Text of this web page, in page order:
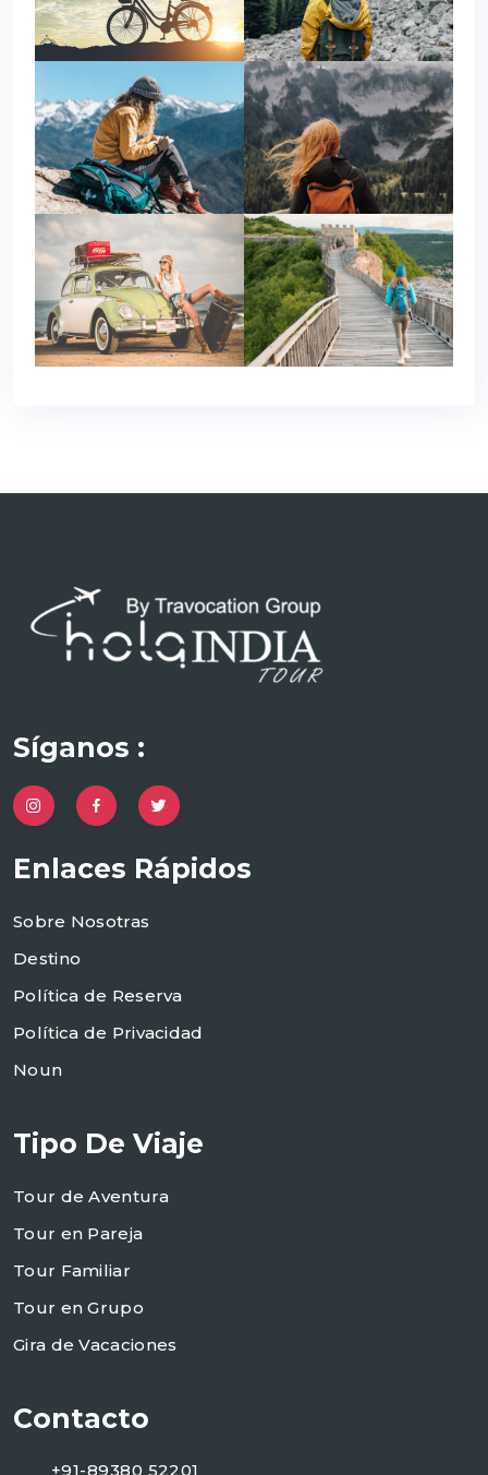
Síganos :
Enlaces Rápidos
Sobre Nosotras
Destino
Política de Reserva
Política de Privacidad
Noun
Tipo De Viaje
Tour de Aventura
Tour en Pareja
Tour Familiar
Tour en Grupo
Gira de Vacaciones
Contacto
+91-89380 52201